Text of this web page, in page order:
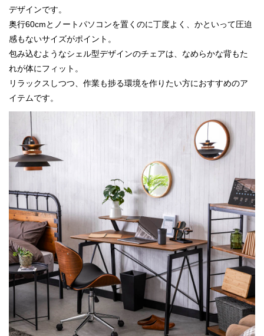
デザインです。
奥行60cmとノートパソコンを置くのに丁度よく、かといって圧迫
感もないサイズがポイント。
包み込むようなシェル型デザインのチェアは、なめらかな背もた
れが体にフィット。
リラックスしつつ、作業も捗る環境を作りたい方におすすめのア
イテムです。